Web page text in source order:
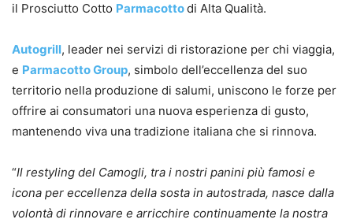
il Prosciutto Cotto Parmacottodi Alta Qualità.
Autogrill, leader nei servizi di ristorazione per chi viaggia,
e Parmacotto Group, simbolo dell’eccellenza del suo
territorio nella produzione di salumi, uniscono le forze per
offrire ai consumatori una nuova esperienza di gusto,
mantenendo viva una tradizione italiana che si rinnova.
“Il restyling del Camogli, tra i nostri panini più famosi e
icona per eccellenza della sosta in autostrada, nasce dalla
volontà di rinnovare e arricchire continuamente la nostra